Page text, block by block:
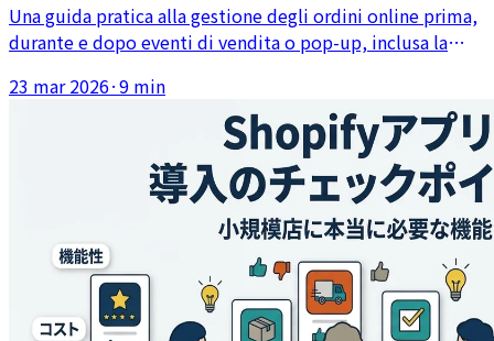
Una guida pratica alla gestione degli ordini online prima,
durante e dopo eventi di vendita o pop-up, inclusa la
recupero delle spedizioni post-evento.
23 mar 2026·9 min